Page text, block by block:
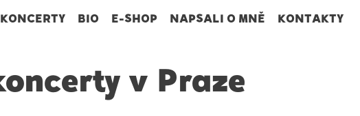
KONCERTY BIO E-SHOP NAPSALI O MNĚ KONTAKTY
v Praze